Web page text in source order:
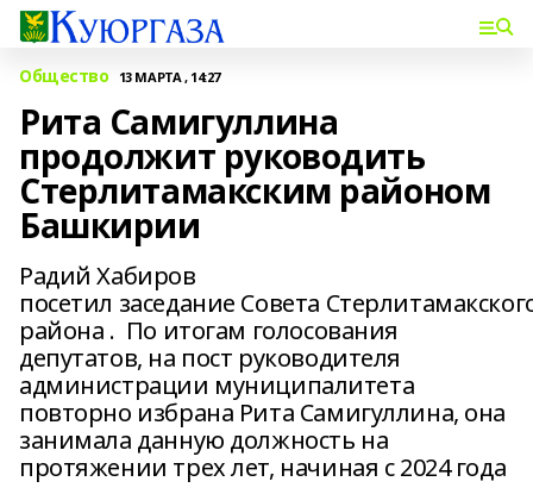
Общество 13 МАРТА , 14:27
Рита Самигуллина
продолжит руководить
Стерлитамакским районом
Башкирии
Радий Хабиров
посетил заседание Совета
района . По итогам голосования
депутатов, на пост руководителя
администрации муниципалитета
повторно избрана Рита Самигуллина, она
занимала данную должность на
протяжении трех лет, начиная с 2024 года